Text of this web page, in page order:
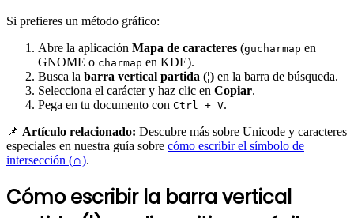
Si prefieres un método gráfico:
Abre la aplicación Mapa de caracteres (gucharmap en
GNOME o charmap en KDE).
Busca la barra vertical partida (¦) en la barra de búsqueda.
Selecciona el carácter y haz clic en Copiar.
Pega en tu documento con Ctrl + V.
📌 Artículo relacionado: Descubre más sobre Unicode y caracteres
especiales en nuestra guía sobre cómo escribir el símbolo de
intersección (∩).
Cómo escribir la barra vertical